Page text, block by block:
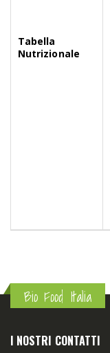
Tabella
Nutrizionale
Bio Food Italia
I NOSTRI CONTATTI